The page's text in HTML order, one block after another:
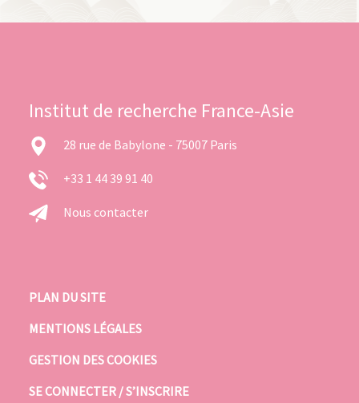
Institut de recherche France-Asie
28 rue de Babylone - 75007 Paris
+33 1 44 39 91 40
Nous contacter
PLAN DU SITE
MENTIONS LÉGALES
GESTION DES COOKIES
SE CONNECTER / S’INSCRIRE